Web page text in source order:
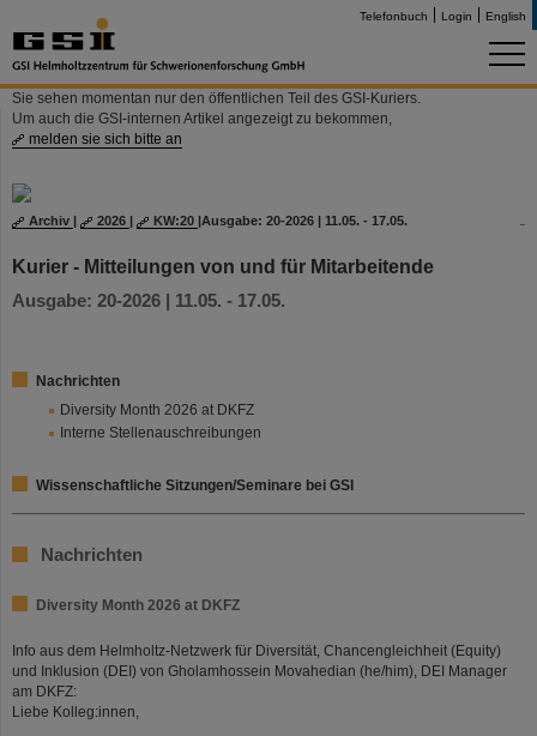
Telefonbuch Login English
Sie sehen momentan nur den öffentlichen Teil des GSI-Kuriers.
Um auch die GSI-internen Artikel angezeigt zu bekommen,
melden sie sich bitte an
Archiv | 2026 | KW:20 |Ausgabe: 20-2026 | 11.05. - 17.05.
Kurier - Mitteilungen von und für Mitarbeitende
Ausgabe: 20-2026 | 11.05. - 17.05.
Nachrichten
Diversity Month 2026 at DKFZ
Interne Stellenauschreibungen
Wissenschaftliche Sitzungen/Seminare bei GSI
Nachrichten
Diversity Month 2026 at DKFZ
Info aus dem Helmholtz-Netzwerk für Diversität, Chancengleichheit (Equity)
und Inklusion (DEI) von Gholamhossein Movahedian (he/him), DEI Manager
am DKFZ:
Liebe Kolleg:innen,